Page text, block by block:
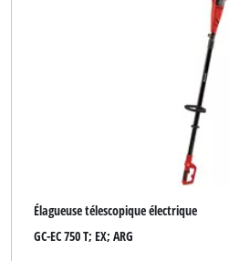
Élagueuse télescopique électrique
GC-EC 750 T; EX; ARG